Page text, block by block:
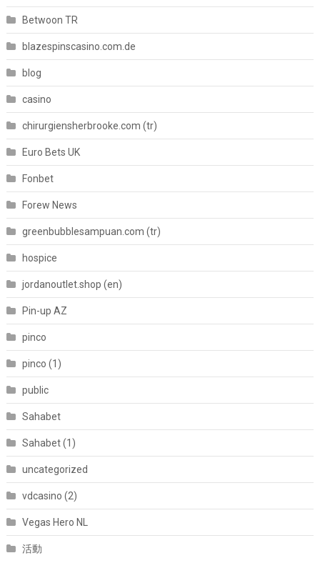
Betwoon TR
blazespinscasino.com.de
blog
casino
chirurgiensherbrooke.com (tr)
Euro Bets UK
Fonbet
Forew News
greenbubblesampuan.com (tr)
hospice
jordanoutlet.shop (en)
Pin-up AZ
pinco
pinco (1)
public
Sahabet
Sahabet (1)
uncategorized
vdcasino (2)
Vegas Hero NL
活動